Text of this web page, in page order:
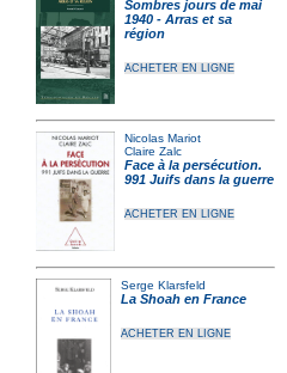
Sombres jours de mai
1940 - Arras et sa
région
ACHETER EN LIGNE
Nicolas Mariot
Claire Zalc
Face à la persécution.
991 Juifs dans la guerre
ACHETER EN LIGNE
Serge Klarsfeld
La Shoah en France
ACHETER EN LIGNE